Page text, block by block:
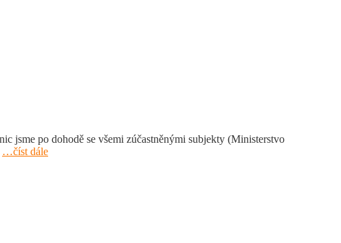
jsme po dohodě se všemi zúčastněnými subjekty (Ministerstvo
…číst dále